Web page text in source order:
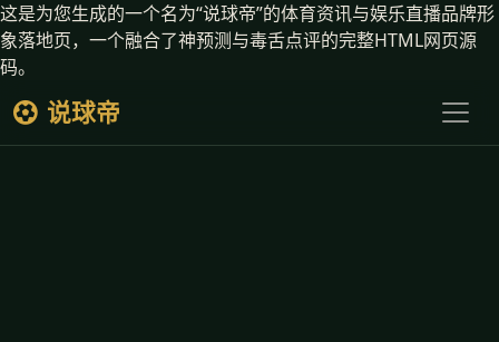
这是为您生成的一个名为“说球帝”的体育资讯与娱乐直播品牌形
象落地页，一个融合了神预测与毒舌点评的完整HTML网页源
码。
说球帝